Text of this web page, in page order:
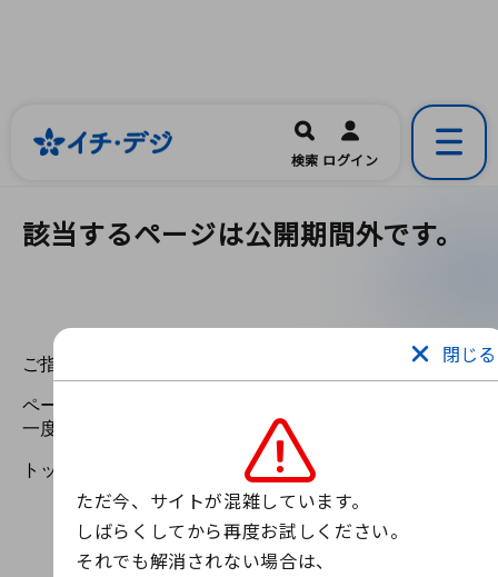
一宮市公式の地域情報ポータルアプリ
開く
検索 ログイン
該当するページは公開期間外です。
閉じる
ただ今、サイトが混雑しています。
しばらくしてから再度お試しください。
それでも解消されない場合は、